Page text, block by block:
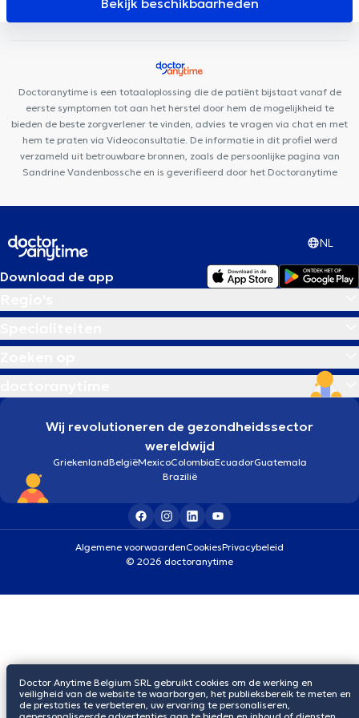
Van Dam
Dôme Centre Paramédical Schuman
Centre
Centre Paramédical Alma
Rhode-Saint-Genèse
Maison Bien Naître
Bekijk beschikbaarheden
Doctoranytime is een totaaloplossing die de patiënt bijstaat vanaf de
eerste symptomen tot aan het herstel door hem de mogelijkheid te
bieden de beste zorgverlener te vinden, advies te vragen via chat en met
hem te praten via Videoconsultatie. De informatie in dit profiel werd
verzameld uit betrouwbare bronnen, zoals de persoonlijke pagina van
Sandrine Vandenbossche en is geverifieerd door het Doctoranytime
NL
Download de app
Wij revolutioneren de gezondheidssector
wereldwijd
GriekenlandBelgiëMexicoColombiaEcuadorGuatemala
Brazilië
Algemene voorwaardenCookiesPrivacybeleid
© 2026 doctoranytime
Doctor Anytime Belgium SRL gebruikt cookies om de werking en
veiligheid van de website te waarborgen, het publieksbereik te meten en
de prestaties te verbeteren, uw ervaring te personaliseren,